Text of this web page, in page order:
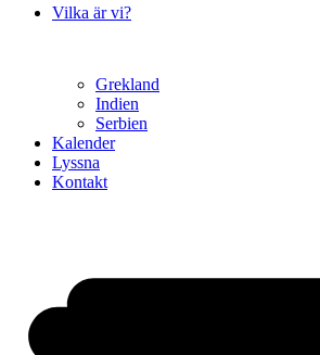
Grekland
Indien
Serbien
Kalender
Lyssna
Kontakt
Vilka är vi?